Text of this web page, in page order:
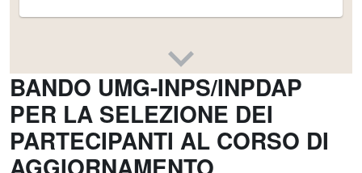
BANDO UMG-INPS/INPDAP
PER LA SELEZIONE DEI
PARTECIPANTI AL CORSO DI